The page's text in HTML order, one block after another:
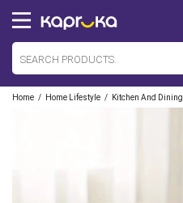
Home / Home Lifestyle / Kitchen And Dining